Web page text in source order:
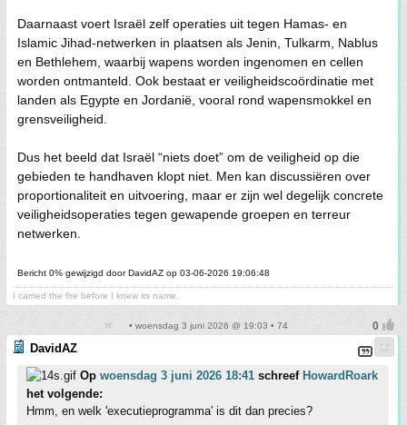
Daarnaast voert Israël zelf operaties uit tegen Hamas- en
Islamic Jihad-netwerken in plaatsen als Jenin, Tulkarm, Nablus
en Bethlehem, waarbij wapens worden ingenomen en cellen
worden ontmanteld. Ook bestaat er veiligheidscoördinatie met
landen als Egypte en Jordanië, vooral rond wapensmokkel en
grensveiligheid.
Dus het beeld dat Israël “niets doet” om de veiligheid op die
gebieden te handhaven klopt niet. Men kan discussiëren over
proportionaliteit en uitvoering, maar er zijn wel degelijk concrete
veiligheidsoperaties tegen gewapende groepen en terreur
netwerken.
Bericht 0% gewijzigd door DavidAZ op 03-06-2026 19:06:48
I carried the fire before I knew its name.
• woensdag 3 juni 2026 @ 19:03 • 74
DavidAZ
Op woensdag 3 juni 2026 18:41 schreef HowardRoark
het volgende:
Hmm, en welk 'executieprogramma' is dit dan precies?